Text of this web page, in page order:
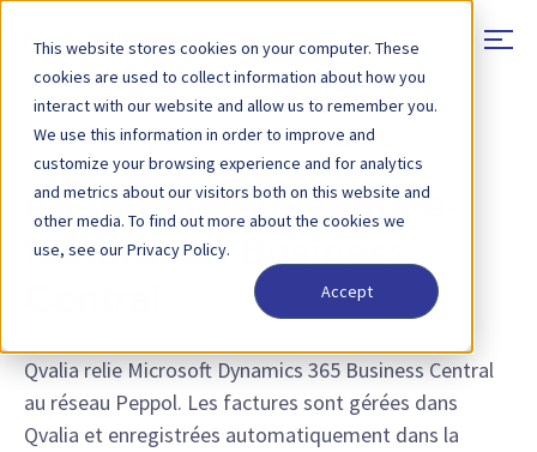
This website stores cookies on your computer. These
cookies are used to collect information about how you
interact with our website and allow us to remember you.
We use this information in order to improve and
customize your browsing experience and for analytics
and metrics about our visitors both on this website and
other media. To find out more about the cookies we
use, see our Privacy Policy.
Accept
INTÉGRATIONS
e-facturation Peppol e-
facturation Business
Qvalia relie Microsoft Dynamics 365 Business Central
au réseau Peppol. Les factures sont gérées dans
Qvalia et enregistrées automatiquement dans la